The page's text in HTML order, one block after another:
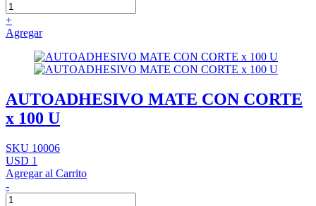
+
Agregar
AUTOADHESIVO MATE CON CORTE
x 100 U
SKU 10006
USD 1
Agregar al Carrito
-